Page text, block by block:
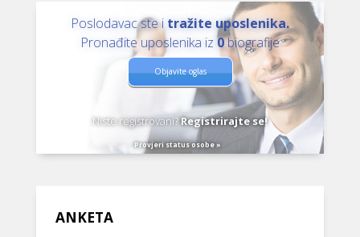
Poslodavac ste i tražite uposlenika.
Pronađite uposlenika iz 0biografije
Objavite oglas
Niste registrovani?Registrirajte se!
Provjeri status osobe »
ANKETA